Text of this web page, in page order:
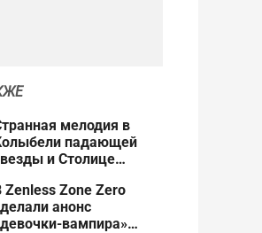
мелодия в
падающей
и Столице
ХСР 4.4: как открыть
Zenless Zone Zero
анонс
вампира»